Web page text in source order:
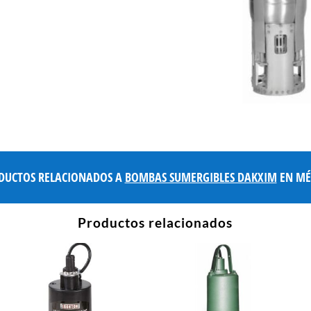
RELACIONADOS A BOMBAS SUMERGIBLES DAKXIM EN
Productos relacionados